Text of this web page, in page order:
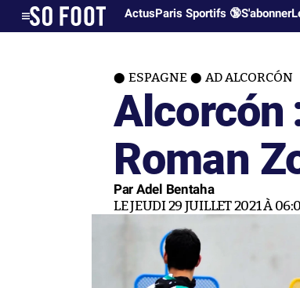
ActusParis Sportifs 🔞S'abonner
ESPAGNE AD ALCORCÓN
Alcorcón
Roman
Par Adel Bentaha
LE JEUDI 29 JUILLET 2021 À